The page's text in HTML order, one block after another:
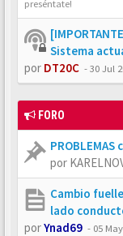
preséntate!
Sistema
por DT20C -30 Jul
FORO
por
Cambio
lado
porYnad69 - 05